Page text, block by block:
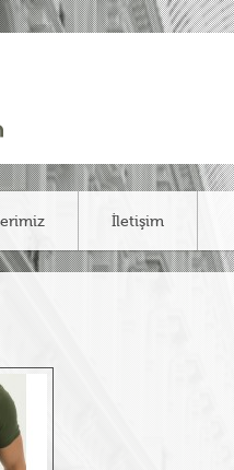
İletişim